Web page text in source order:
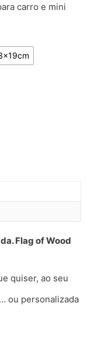
carro e mini
Flag of Wood
quiser, ao seu
ou personalizada